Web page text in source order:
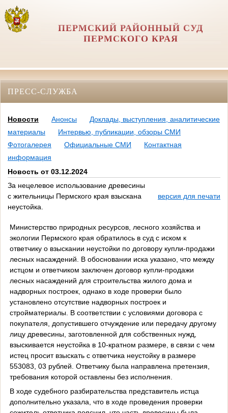
ПЕРМСКИЙ РАЙОННЫЙ СУД
ПЕРМСКОГО КРАЯ
ПРЕСС-СЛУЖБА
Новости Анонсы
Доклады, выступления, аналитические
материалы
Интервью, публикации, обзоры СМИ
Фотогалерея
Официальные СМИ
Контактная
информация
Новость от 03.12.2024
За нецелевое использование древесины
с жительницы Пермского края взыскана
неустойка.
версия для печати
Министерство природных ресурсов, лесного хозяйства и
экологии Пермского края обратилось в суд с иском к
ответчику о взыскании неустойки по договору купли-продажи
лесных насаждений. В обосновании иска указано, что между
истцом и ответчиком заключен договор купли-продажи
лесных насаждений для строительства жилого дома и
надворных построек, однако в ходе проверки было
установлено отсутствие надворных построек и
стройматериалы. В соответствии с условиями договора с
покупателя, допустившего отчуждение или передачу другому
лицу древесины, заготовленной для собственных нужд,
взыскивается неустойка в 10-кратном размере, в связи с чем
истец просит взыскать с ответчика неустойку в размере
553083, 03 рублей. Ответчику была направлена претензия,
требования которой оставлены без исполнения.
В ходе судебного разбирательства представитель истца
дополнительно указала, что в ходе проведения проверки